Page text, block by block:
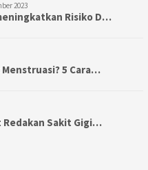
2023
Risiko D…
5 Cara…
Redakan Sakit Gigi…